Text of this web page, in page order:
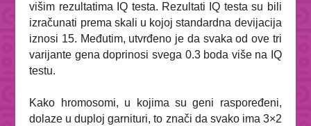
višim rezultatima IQ testa. Rezultati IQ testa su bili
izračunati prema skali u kojoj standardna devijacija
iznosi 15. Međutim, utvrđeno je da svaka od ove tri
varijante gena doprinosi svega 0.3 boda više na IQ
testu.
Kako hromosomi, u kojima su geni raspoređeni,
dolaze u duploj garnituri, to znači da svako ima 3×2